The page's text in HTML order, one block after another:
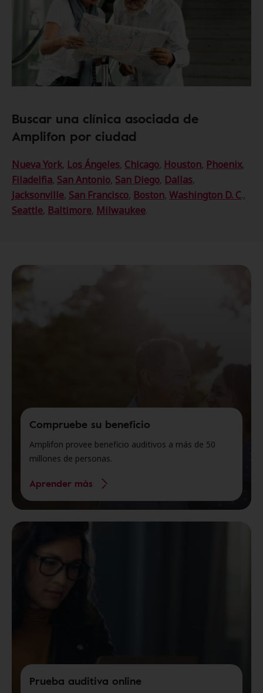
Buscar una clínica asociada de
Amplifon por ciudad
Nueva York, Los Ángeles, Chicago, Houston, Phoenix,
Filadelfia, San Antonio, San Diego, Dallas,
Jacksonville, San Francisco, Boston, Washington D. C.,
Seattle, Baltimore, Milwaukee.
Compruebe su beneficio
Amplifon provee beneficio auditivos a más de 50
millones de personas.
Aprender más
Prueba auditiva online